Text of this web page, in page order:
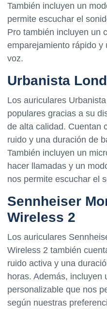
También incluyen un
permite escuchar el
Pro también incluyen un
emparejamiento rápido y
voz.
Urbanista
Los auriculares
populares gracias a su
de alta calidad. Cuentan
ruido y una duración de
También incluyen un
hacer llamadas y un
nos permite escuchar el
Sennheiser
Wireless 2
Los auriculares
Wireless 2 también
ruido activa y una
horas. Además, incluyen
personalizable que nos
según nuestras